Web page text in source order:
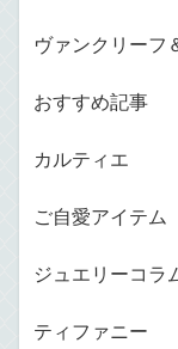
ヴァンクリーフ
おすすめ記事
カルティエ
ご自愛アイテム
ジュエリーコラ
ティファニー